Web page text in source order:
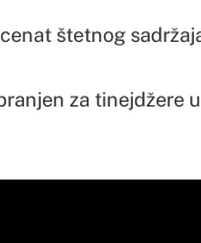
štetnog
za tinejdžere